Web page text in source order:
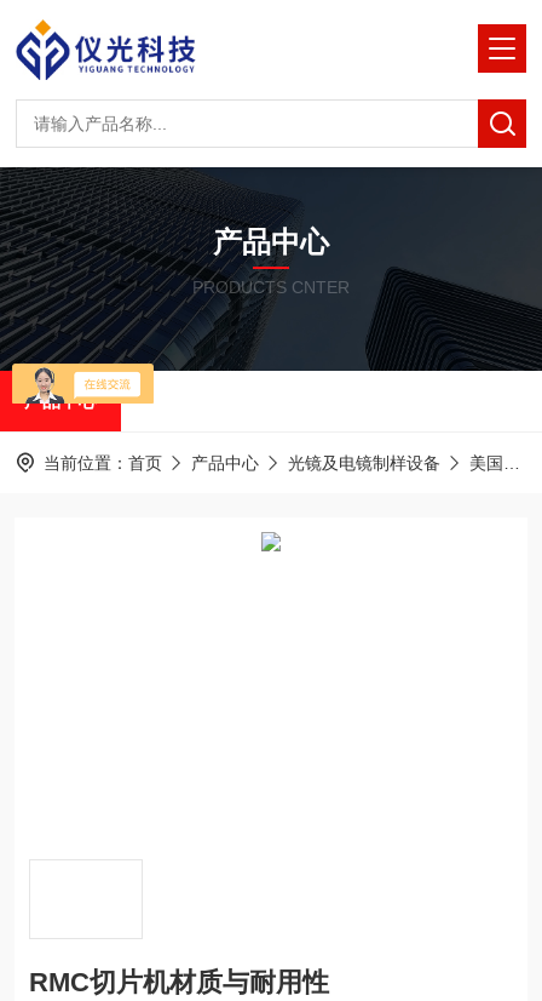
产品中心
PRODUCTS CNTER
产品中心
当前位置： 首页 产品中心 光镜及电镜制样设备 美国RMC半薄&超薄切片机
RMC切片机材质与耐用性